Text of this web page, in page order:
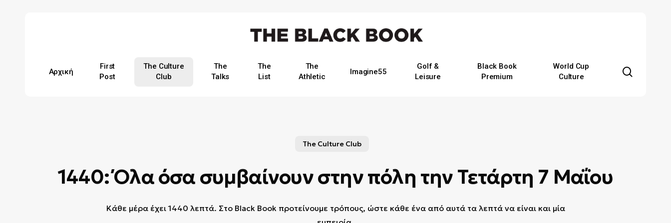
Αρχική
First
Post
The Culture
Club
The
Talks
The
List
The
Athletic
Imagine55
Golf &
Leisure
Black Book
Premium
World Cup
Culture
The Culture Club
1440: Όλα όσα συμβαίνουν στην πόλη την Τετάρτη 7 Μαΐου
Κάθε μέρα έχει 1440 λεπτά. Στο Black Book προτείνουμε τρόπους, ώστε κάθε ένα από αυτά τα λεπτά να είναι και μία